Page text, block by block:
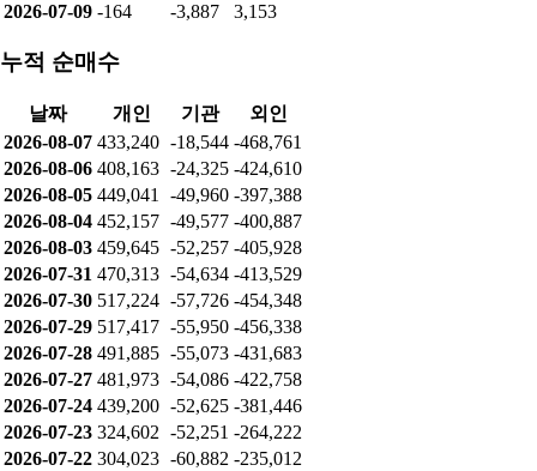
2026-07-09 -164 -3,887 3,153
누적 순매수
날짜 개인 기관
외인
2026-08-07 433,240 -18,544 -468,761
2026-08-06 408,163 -24,325 -424,610
2026-08-05 449,041 -49,960 -397,388
2026-08-04 452,157 -49,577 -400,887
2026-08-03 459,645 -52,257 -405,928
2026-07-31 470,313 -54,634 -413,529
2026-07-30 517,224 -57,726 -454,348
2026-07-29 517,417 -55,950 -456,338
2026-07-28 491,885 -55,073 -431,683
2026-07-27 481,973 -54,086 -422,758
2026-07-24 439,200 -52,625 -381,446
2026-07-23 324,602 -52,251 -264,222
2026-07-22 304,023 -60,882 -235,012